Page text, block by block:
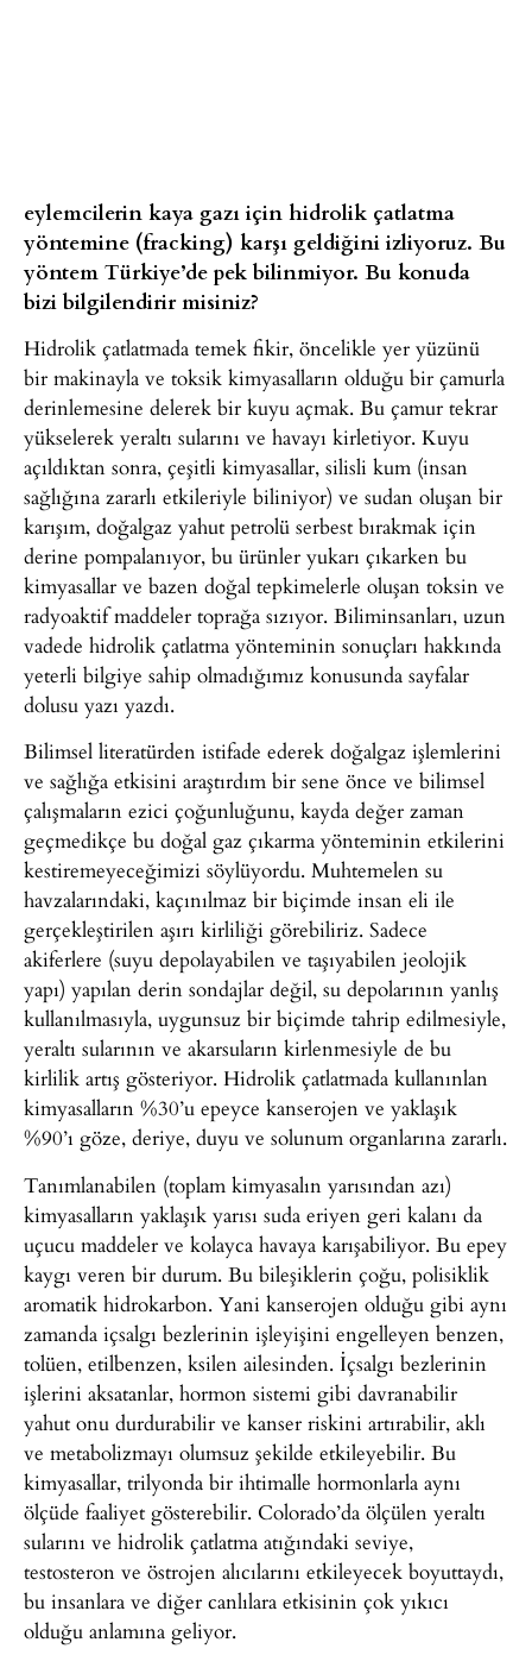
eylemcilerin kaya gazı için hidrolik çatlatma
yöntemine (fracking) karşı geldiğini izliyoruz. Bu
yöntem Türkiye’de pek bilinmiyor. Bu konuda
bizi bilgilendirir misiniz?
Hidrolik çatlatmada temek fikir, öncelikle yer yüzünü
bir makinayla ve toksik kimyasalların olduğu bir çamurla
derinlemesine delerek bir kuyu açmak. Bu çamur tekrar
yükselerek yeraltı sularını ve havayı kirletiyor. Kuyu
açıldıktan sonra, çeşitli kimyasallar, silisli kum (insan
sağlığına zararlı etkileriyle biliniyor) ve sudan oluşan bir
karışım, doğalgaz yahut petrolü serbest bırakmak için
derine pompalanıyor, bu ürünler yukarı çıkarken bu
kimyasallar ve bazen doğal tepkimelerle oluşan toksin ve
radyoaktif maddeler toprağa sızıyor. Biliminsanları, uzun
vadede hidrolik çatlatma yönteminin sonuçları hakkında
yeterli bilgiye sahip olmadığımız konusunda sayfalar
dolusu yazı yazdı.
Bilimsel literatürden istifade ederek doğalgaz işlemlerini
ve sağlığa etkisini araştırdım bir sene önce ve bilimsel
çalışmaların ezici çoğunluğunu, kayda değer zaman
geçmedikçe bu doğal gaz çıkarma yönteminin etkilerini
kestiremeyeceğimizi söylüyordu. Muhtemelen su
havzalarındaki, kaçınılmaz bir biçimde insan eli ile
gerçekleştirilen aşırı kirliliği görebiliriz. Sadece
akiferlere (suyu depolayabilen ve taşıyabilen jeolojik
yapı) yapılan derin sondajlar değil, su depolarının yanlış
kullanılmasıyla, uygunsuz bir biçimde tahrip edilmesiyle,
yeraltı sularının ve akarsuların kirlenmesiyle de bu
kirlilik artış gösteriyor. Hidrolik çatlatmada kullanınlan
kimyasalların %30’u epeyce kanserojen ve yaklaşık
%90’ı göze, deriye, duyu ve solunum organlarına zararlı.
Tanımlanabilen (toplam kimyasalın yarısından azı)
kimyasalların yaklaşık yarısı suda eriyen geri kalanı da
uçucu maddeler ve kolayca havaya karışabiliyor. Bu epey
kaygı veren bir durum. Bu bileşiklerin çoğu, polisiklik
aromatik hidrokarbon. Yani kanserojen olduğu gibi aynı
zamanda içsalgı bezlerinin işleyişini engelleyen benzen,
tolüen, etilbenzen, ksilen ailesinden. İçsalgı bezlerinin
işlerini aksatanlar, hormon sistemi gibi davranabilir
yahut onu durdurabilir ve kanser riskini artırabilir, aklı
ve metabolizmayı olumsuz şekilde etkileyebilir. Bu
kimyasallar, trilyonda bir ihtimalle hormonlarla aynı
ölçüde faaliyet gösterebilir. Colorado’da ölçülen yeraltı
sularını ve hidrolik çatlatma atığındaki seviye,
testosteron ve östrojen alıcılarını etkileyecek boyuttaydı,
bu insanlara ve diğer canlılara etkisinin çok yıkıcı
olduğu anlamına geliyor.